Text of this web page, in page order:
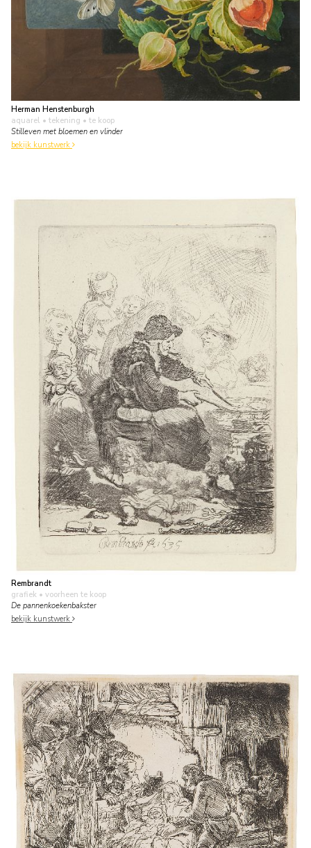
Herman Henstenburgh
aquarel • tekening • te koop
Stilleven met bloemen en vlinder
bekijk kunstwerk
Rembrandt
grafiek • voorheen te koop
De pannenkoekenbakster
bekijk kunstwerk